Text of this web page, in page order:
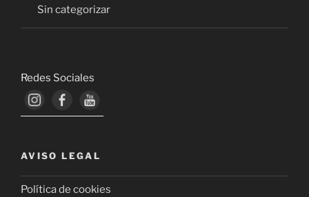
Sin categorizar
Redes Sociales
AVISO LEGAL
Política de cookies